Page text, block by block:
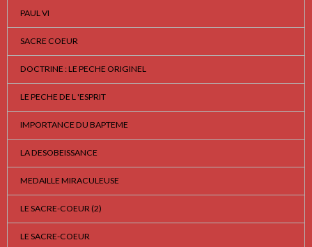
PAUL VI
SACRE COEUR
DOCTRINE : LE PECHE ORIGINEL
LE PECHE DE L 'ESPRIT
IMPORTANCE DU BAPTEME
LA DESOBEISSANCE
MEDAILLE MIRACULEUSE
LE SACRE-COEUR (2)
LE SACRE-COEUR